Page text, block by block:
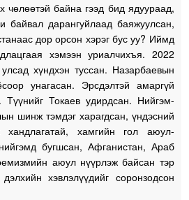
чөлөөтэй байна гээд бид ядуураад,
байвал дарангуйлаад баяжуулсан,
дор орсон хэрэг бус уу? Иймд
хэмээн уриалчихъя. 2022
хүндхэн туссан. Назарбаевын
унагасан. Эрсдэлтэй амаргүй
Түүнийг Токаев удирдсан. Нийгэм-
шинж тэмдэг харагдсан, үндэсний
хандлагатай, хамгийн гол аюул-
бугшсан, Афганистан, Араб
аюул нүүрлэж байсан тэр
хэвлэлүүдийг соронзодсон